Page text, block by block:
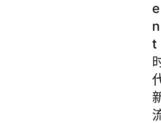
e
n
t